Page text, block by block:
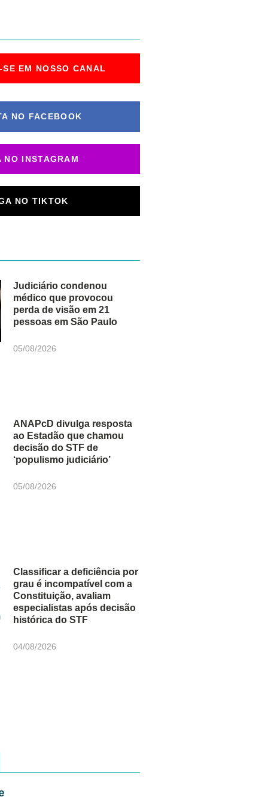
SE EM NOSSO CANAL
NO FACEBOOK
NO INSTAGRAM
NO TIKTOK
Judiciário condenou
médico que provocou
perda de visão em 21
pessoas em São Paulo
05/08/2026
ANAPcD divulga resposta
ao Estadão que chamou
decisão do STF de
‘populismo judiciário’
05/08/2026
Classificar a deficiência por
grau é incompatível com a
Constituição, avaliam
especialistas após decisão
histórica do STF
04/08/2026